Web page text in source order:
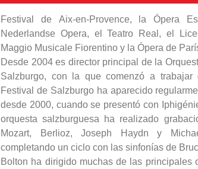
Festival de Aix-en-Provence, la Ópera
Nederlandse Opera, el Teatro Real, el
Maggio Musicale Fiorentino y la Ópera de
Desde 2004 es director principal de la
Salzburgo, con la que comenzó a trabajar
Festival de Salzburgo ha aparecido
desde 2000, cuando se presentó con
orquesta salzburguesa ha realizado
Mozart, Berlioz, Joseph Haydn y
completando un ciclo con las sinfonías de
Bolton ha dirigido muchas de las principales